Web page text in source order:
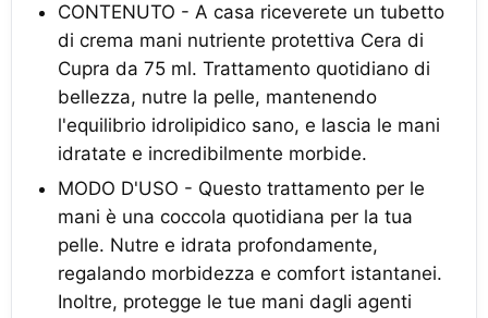
CONTENUTO - A casa riceverete un tubetto
di crema mani nutriente protettiva Cera di
Cupra da 75 ml. Trattamento quotidiano di
bellezza, nutre la pelle, mantenendo
l'equilibrio idrolipidico sano, e lascia le mani
idratate e incredibilmente morbide.
MODO D'USO - Questo trattamento per le
mani è una coccola quotidiana per la tua
pelle. Nutre e idrata profondamente,
regalando morbidezza e comfort istantanei.
Inoltre, protegge le tue mani dagli agenti